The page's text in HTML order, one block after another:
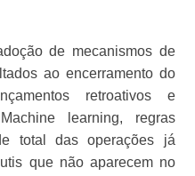
de mecanismos de
ao encerramento do
retroativos e
learning, regras
total das operações já
que não aparecem no